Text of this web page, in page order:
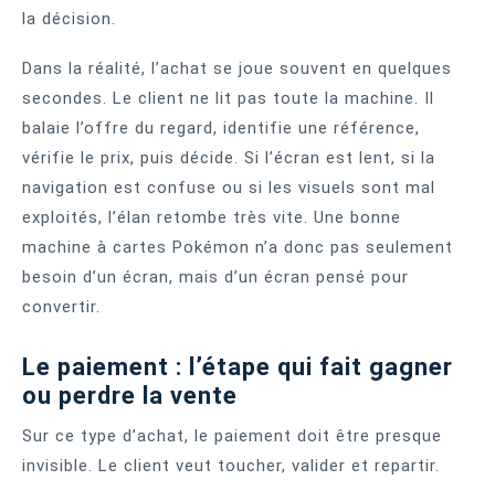
la décision.
Dans la réalité, l’achat se joue souvent en quelques
secondes. Le client ne lit pas toute la machine. Il
balaie l’offre du regard, identifie une référence,
vérifie le prix, puis décide. Si l’écran est lent, si la
navigation est confuse ou si les visuels sont mal
exploités, l’élan retombe très vite. Une bonne
machine à cartes Pokémon n’a donc pas seulement
besoin d’un écran, mais d’un écran pensé pour
convertir.
Le paiement : l’étape qui fait gagner
ou perdre la vente
Sur ce type d’achat, le paiement doit être presque
invisible. Le client veut toucher, valider et repartir.